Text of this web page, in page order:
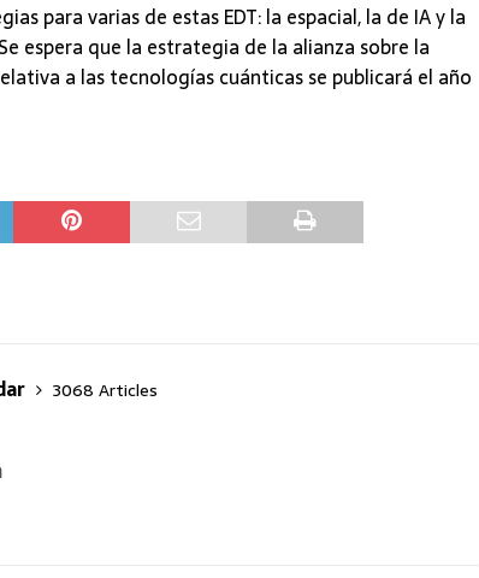
para varias de estas EDT: la espacial, la de IA y la
espera que la estrategia de la alianza sobre la
a las tecnologías cuánticas se publicará el año
3068 Articles